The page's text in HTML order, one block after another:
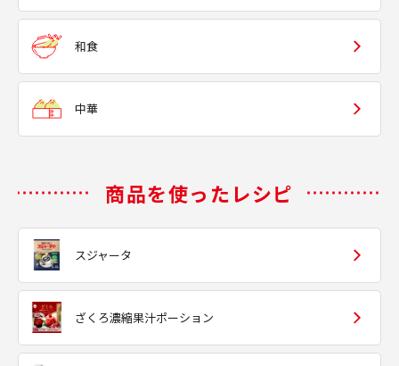
和食
中華
商品を使ったレシピ
スジャータ
ざくろ濃縮果汁ポーション